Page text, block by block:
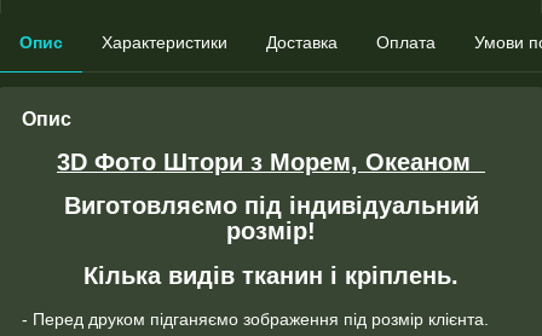
Опис Характеристики Доставка Оплата Умови
Опис
3D Фото Штори з Морем, Океаном
Виготовляємо під індивідуальний
розмір!
Кілька видів тканин і кріплень.
- Перед друком підганяємо зображення під розмір клієнта.